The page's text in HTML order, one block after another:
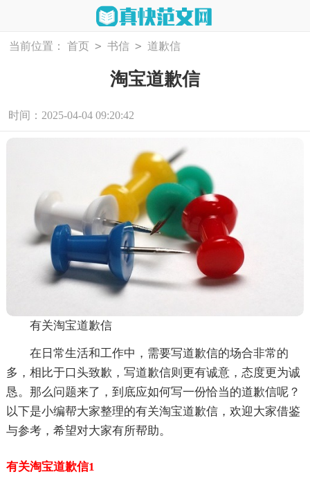
当前位置： 首页 > 书信 > 道歉信
淘宝道歉信
时间：2025-04-04 09:20:42
有关淘宝道歉信
在日常生活和工作中，需要写道歉信的场合非常的
多，相比于口头致歉，写道歉信则更有诚意，态度更为诚
恳。那么问题来了，到底应如何写一份恰当的道歉信呢？
以下是小编帮大家整理的有关淘宝道歉信，欢迎大家借鉴
与参考，希望对大家有所帮助。
有关淘宝道歉信1